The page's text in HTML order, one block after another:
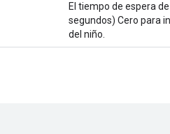
El tiempo de espera
segundos) Cero para
del niño.